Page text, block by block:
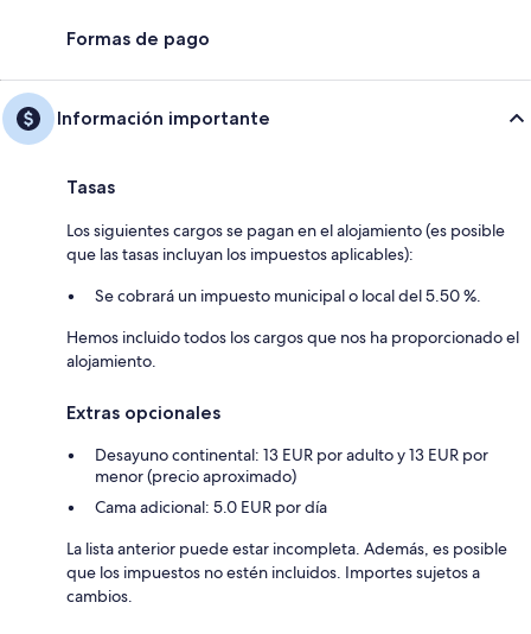
Formas de pago
Información importante
Tasas
Los siguientes cargos se pagan en el alojamiento (es posible
que las tasas incluyan los impuestos aplicables):
Se cobrará un impuesto municipal o local del 5.50 %.
Hemos incluido todos los cargos que nos ha proporcionado el
alojamiento.
Extras opcionales
Desayuno continental: 13 EUR por adulto y 13 EUR por
menor (precio aproximado)
Cama adicional: 5.0 EUR por día
La lista anterior puede estar incompleta. Además, es posible
que los impuestos no estén incluidos. Importes sujetos a
cambios.